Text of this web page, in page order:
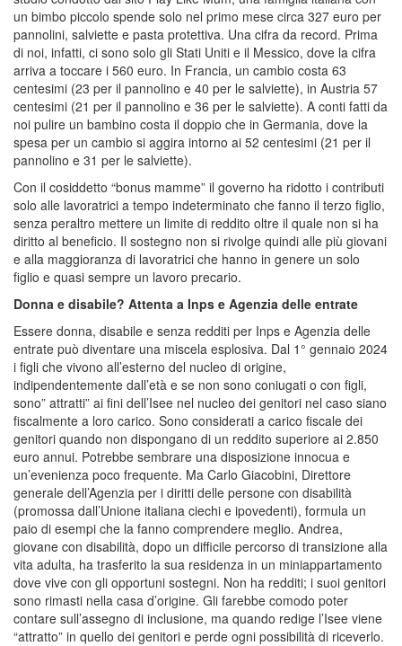
un bimbo piccolo spende solo nel primo mese circa 327 euro per
pannolini, salviette e pasta protettiva. Una cifra da record. Prima
di noi, infatti, ci sono solo gli Stati Uniti e il Messico, dove la cifra
arriva a toccare i 560 euro. In Francia, un cambio costa 63
centesimi (23 per il pannolino e 40 per le salviette), in Austria 57
centesimi (21 per il pannolino e 36 per le salviette). A conti fatti da
noi pulire un bambino costa il doppio che in Germania, dove la
spesa per un cambio si aggira intorno ai 52 centesimi (21 per il
pannolino e 31 per le salviette).
Con il cosiddetto “bonus mamme” il governo ha ridotto i contributi
solo alle lavoratrici a tempo indeterminato che fanno il terzo figlio,
senza peraltro mettere un limite di reddito oltre il quale non si ha
diritto al beneficio. Il sostegno non si rivolge quindi alle più giovani
e alla maggioranza di lavoratrici che hanno in genere un solo
figlio e quasi sempre un lavoro precario.
Donna e disabile? Attenta a Inps e Agenzia delle entrate
Essere donna, disabile e senza redditi per Inps e Agenzia delle
entrate può diventare una miscela esplosiva. Dal 1° gennaio 2024
i figli che vivono all’esterno del nucleo di origine,
indipendentemente dall’età e se non sono coniugati o con figli,
sono” attratti” ai fini dell’Isee nel nucleo dei genitori nel caso siano
fiscalmente a loro carico. Sono considerati a carico fiscale dei
genitori quando non dispongano di un reddito superiore ai 2.850
euro annui. Potrebbe sembrare una disposizione innocua e
un’evenienza poco frequente. Ma Carlo Giacobini, Direttore
generale dell’Agenzia per i diritti delle persone con disabilità
(promossa dall’Unione italiana ciechi e ipovedenti), formula un
paio di esempi che la fanno comprendere meglio. Andrea,
giovane con disabilità, dopo un difficile percorso di transizione alla
vita adulta, ha trasferito la sua residenza in un miniappartamento
dove vive con gli opportuni sostegni. Non ha redditi; i suoi genitori
sono rimasti nella casa d’origine. Gli farebbe comodo poter
contare sull’assegno di inclusione, ma quando redige l’Isee viene
“attratto” in quello dei genitori e perde ogni possibilità di riceverlo.